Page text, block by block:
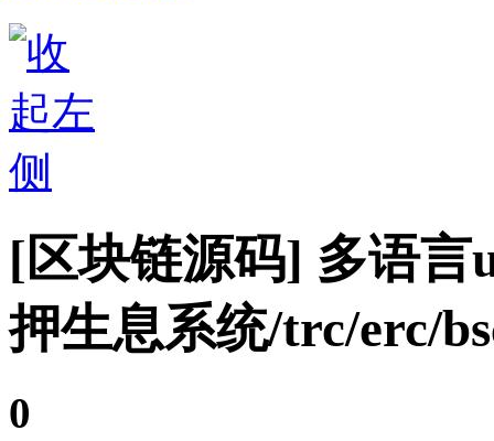
[区块链源码] 多语言
押生息系统/trc/erc/
0